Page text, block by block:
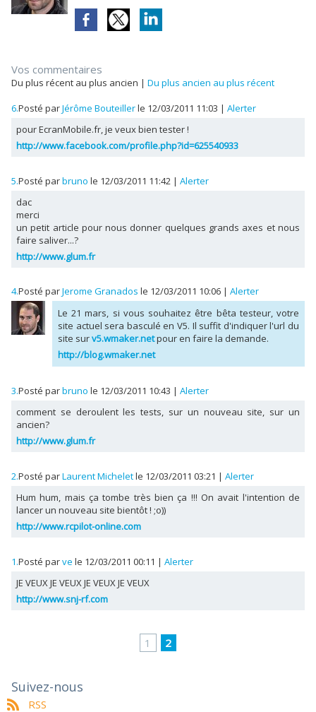
Vos commentaires
Du plus récent au plus ancien | Du plus ancien au plus récent
6.Posté parJérôme Bouteillerle 12/03/2011 11:03 | Alerter
pour EcranMobile.fr, je veux bien tester !
http://www.facebook.com/profile.php?id=625540933
5.Posté parbruno le 12/03/2011 11:42 | Alerter
dac
merci
un petit article pour nous donner quelques grands axes et nous
faire saliver...?
http://www.glum.fr
4.Posté parJerome Granados le 12/03/2011 10:06 | Alerter
Le 21 mars, si vous souhaitez être bêta testeur, votre
site actuel sera basculé en V5. Il suffit d'indiquer l'url du
site surv5.wmaker.netpour en faire la demande.
http://blog.wmaker.net
3.Posté parbruno le 12/03/2011 10:43 | Alerter
comment se deroulent les tests, sur un nouveau site, sur un
ancien?
http://www.glum.fr
2.Posté parLaurent Micheletle 12/03/2011 03:21 | Alerter
Hum hum, mais ça tombe très bien ça !!! On avait l'intention de
lancer un nouveau site bientôt ! ;o))
http://www.rcpilot-online.com
1.Posté parve le 12/03/2011 00:11 | Alerter
JE VEUX JE VEUX JE VEUX JE VEUX
http://www.snj-rf.com
1 2
Suivez-nous
RSS